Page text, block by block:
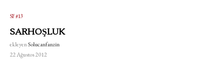
SF #13
SARHOŞLUK
ekleyenSolucanfanzin
22 Ağustos 2012